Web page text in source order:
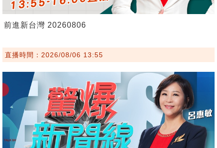
前進新台灣 20260806
直播時間：2026/08/06 13:55